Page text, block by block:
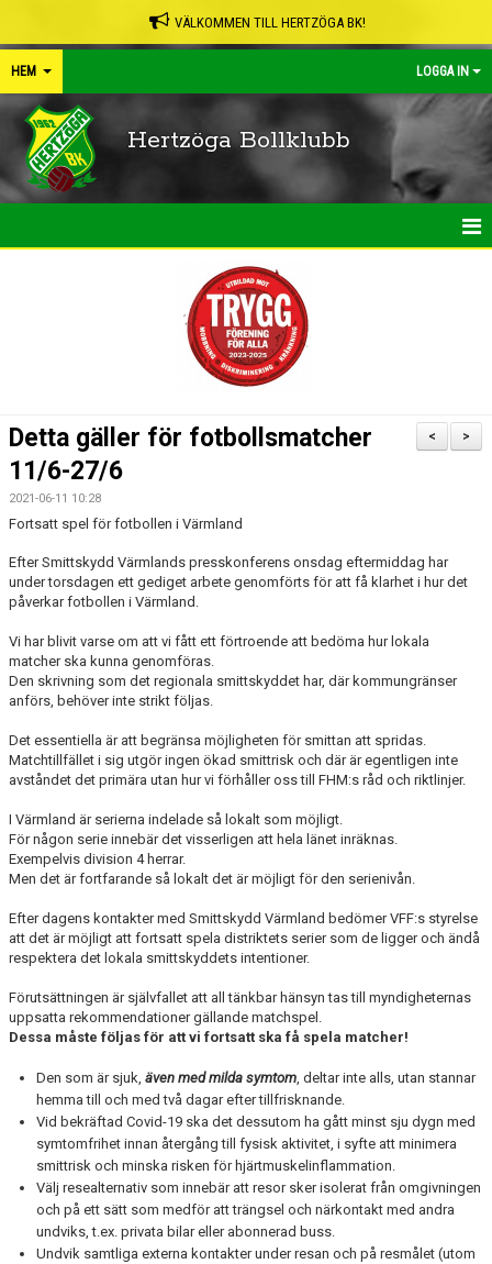
VÄLKOMMEN TILL HERTZÖGA BK!
HEM LOGGA IN
Hertzöga Bollklubb
SHOP
BLI MEDLEM
MATCHER
KONTAKTER & LAG
FÖRENINGSDOKUMENT_GAMLA
SPONSORER
FÖRENINGSDOKUMENT
>
<
Detta gäller för fotbollsmatcher
11/6-27/6
2021-06-11 10:28
Fortsatt spel för fotbollen i Värmland
Efter Smittskydd Värmlands presskonferens onsdag eftermiddag har
under torsdagen ett gediget arbete genomförts för att få klarhet i hur det
påverkar fotbollen i Värmland.
Vi har blivit varse om att vi fått ett förtroende att bedöma hur lokala
matcher ska kunna genomföras.
Den skrivning som det regionala smittskyddet har, där kommungränser
anförs, behöver inte strikt följas.
Det essentiella är att begränsa möjligheten för smittan att spridas.
Matchtillfället i sig utgör ingen ökad smittrisk och där är egentligen inte
avståndet det primära utan hur vi förhåller oss till FHM:s råd och riktlinjer.
I Värmland är serierna indelade så lokalt som möjligt.
För någon serie innebär det visserligen att hela länet inräknas.
Exempelvis division 4 herrar.
Men det är fortfarande så lokalt det är möjligt för den serienivån.
Efter dagens kontakter med Smittskydd Värmland bedömer VFF:s styrelse
att det är möjligt att fortsatt spela distriktets serier som de ligger och ändå
respektera det lokala smittskyddets intentioner.
Förutsättningen är självfallet att all tänkbar hänsyn tas till myndigheternas
uppsatta rekommendationer gällande matchspel.
Dessa måste följas för att vi fortsatt ska få spela matcher!
Den som är sjuk, även med milda symtom, deltar inte alls, utan stannar
hemma till och med två dagar efter tillfrisknande.
Vid bekräftad Covid-19 ska det dessutom ha gått minst sju dygn med
symtomfrihet innan återgång till fysisk aktivitet, i syfte att minimera
smittrisk och minska risken för hjärtmuskelinflammation.
Välj resealternativ som innebär att resor sker isolerat från omgivningen
och på ett sätt som medför att trängsel och närkontakt med andra
undviks, t.ex. privata bilar eller abonnerad buss.
Undvik samtliga externa kontakter under resan och på resmålet (utom